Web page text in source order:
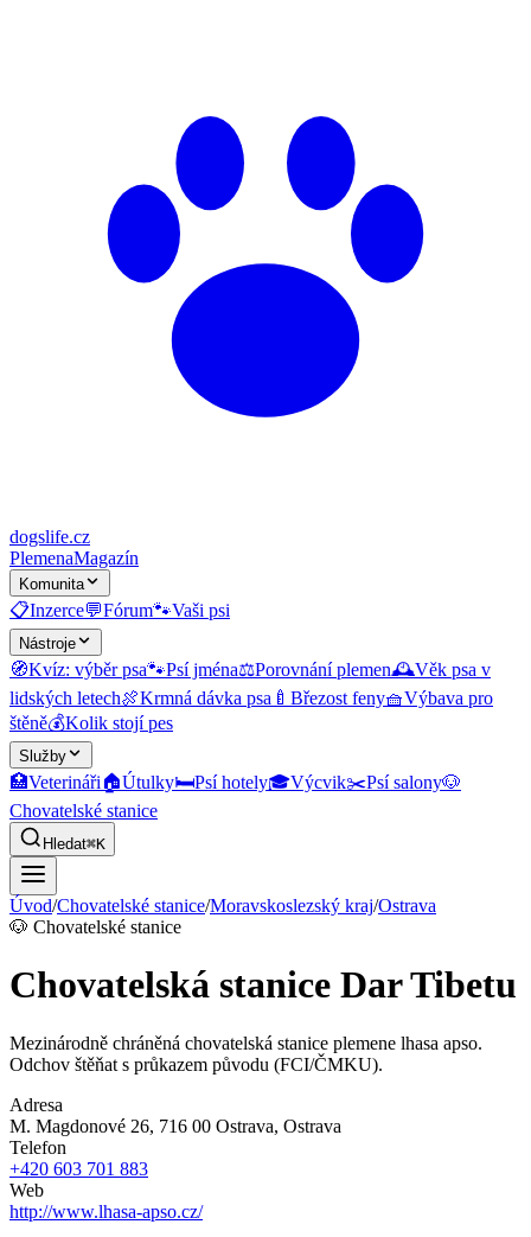
dogslife.cz
PlemenaMagazín
Komunita
📋Inzerce💬Fórum🐾Vaši psi
Nástroje
🧭Kvíz: výběr psa🐾Psí jména⚖️Porovnání plemen🕰️Věk psa v
lidských letech🍖Krmná dávka psa 🍼 Březost feny🧺Výbava pro
štěně💰Kolik stojí pes
Služby
🏥Veterináři🏠Útulky🛏️Psí hotely🎓Výcvik✂️Psí salony🐶
Chovatelské stanice
Hledat⌘K
Úvod/Chovatelské stanice/Moravskoslezský kraj/Ostrava
🐶 Chovatelské stanice
Chovatelská stanice Dar Tibetu
Mezinárodně chráněná chovatelská stanice plemene lhasa apso.
Odchov štěňat s průkazem původu (FCI/ČMKU).
Adresa
M. Magdonové 26, 716 00 Ostrava, Ostrava
Telefon
+420 603 701 883
Web
http://www.lhasa-apso.cz/